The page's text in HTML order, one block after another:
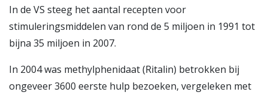
In de VS steeg het aantal recepten voor
stimuleringsmiddelen van rond de 5 miljoen in 1991 tot
bijna 35 miljoen in 2007.
In 2004 was methylphenidaat (Ritalin) betrokken bij
ongeveer 3600 eerste hulp bezoeken, vergeleken met